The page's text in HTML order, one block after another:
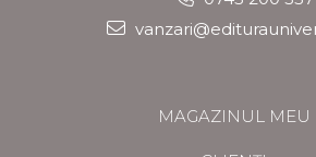
MAGAZINUL MEU